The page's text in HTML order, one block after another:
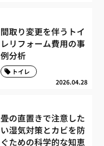
間取り変更を伴うトイ
レリフォーム費用の事
例分析
2026.04.28
トイレ
畳の直置きで注意した
い湿気対策とカビを防
ぐための科学的な知恵